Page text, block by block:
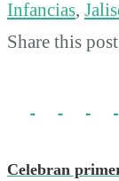
Infancias,
Share this post
Celebran